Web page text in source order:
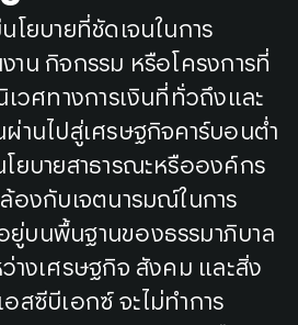
โยบายที่ชัดเจนในการ
าน กิจกรรม หรือโครงการที่
เวศทางการเงินที่ทั่วถึงและ
านไปสู่เศรษฐกิจคาร์บอนต่ำ
ยบายสาธารณะหรือองค์กร
องกับเจตนารมณ์ในการ
ยู่บนพื้นฐานของธรรมาภิบาล
างเศรษฐกิจ สังคม และสิ่ง
สซีบีเอกซ์ จะไม่ทำการ